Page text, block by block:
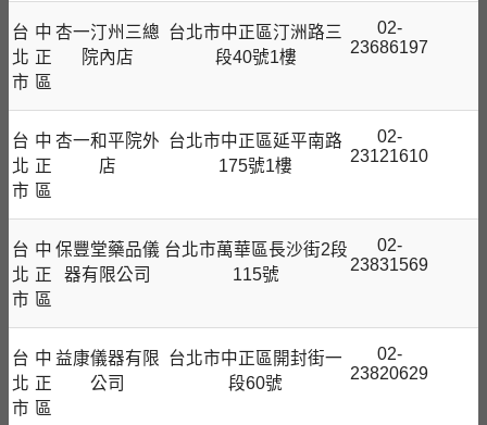
台
北
市
中
正
區
杏一汀州三總
院內店
台北市中正區汀洲路三
段40號1樓
02-
23686197
台
北
市
中
正
區
杏一和平院外
店
台北市中正區延平南路
175號1樓
02-
23121610
台
北
市
中
正
區
保豐堂藥品儀
器有限公司
台北市萬華區長沙街2段
115號
02-
23831569
台
北
市
中
正
區
益康儀器有限
公司
台北市中正區開封街一
段60號
02-
23820629